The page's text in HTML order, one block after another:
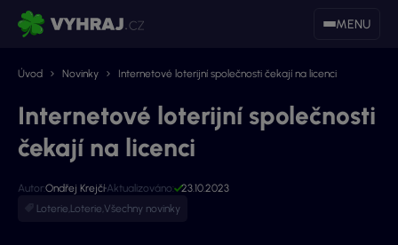
MENU
Úvod Novinky Internetové loterijní společnosti čekají na licenci
Internetové loterijní společnosti
čekají na licenci
Autor:Ondřej Krejčí Aktualizováno:
23.10.2023
Loterie,Loterie,Všechny novinky